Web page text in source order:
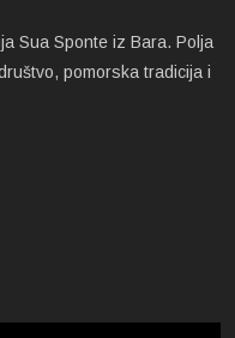
Sua Sponte iz Bara. Polja
pomorska tradicija i